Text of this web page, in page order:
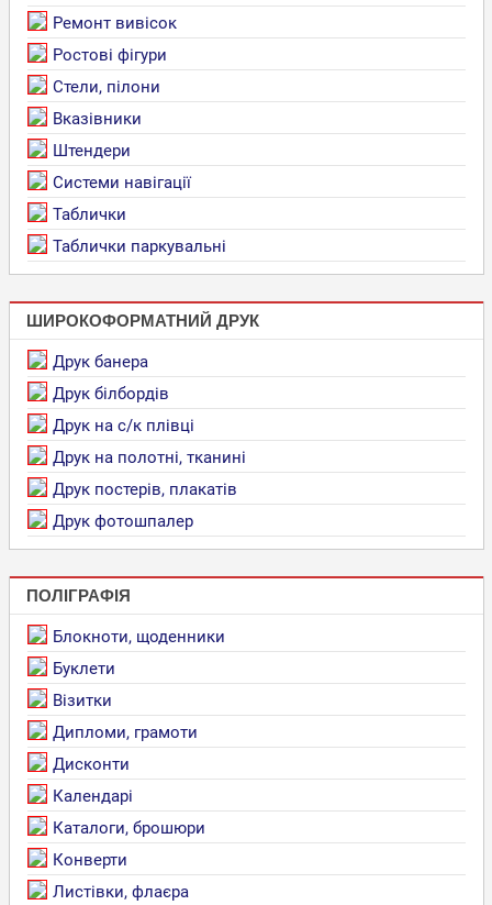
Ремонт вивісок
Ростові фігури
Стели, пілони
Вказівники
Штендери
Системи навігації
Таблички
Таблички паркувальні
ШИРОКОФОРМАТНИЙ ДРУК
Друк банера
Друк білбордів
Друк на с/к плівці
Друк на полотні, тканині
Друк постерів, плакатів
Друк фотошпалер
ПОЛІГРАФІЯ
Блокноти, щоденники
Буклети
Візитки
Дипломи, грамоти
Дисконти
Календарі
Каталоги, брошюри
Конверти
Листівки, флаєра